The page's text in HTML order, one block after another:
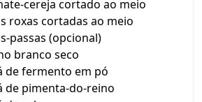
cereja cortado ao meio
roxas cortadas ao meio
passas (opcional)
branco seco
de fermento em pó
de pimenta-do-reino